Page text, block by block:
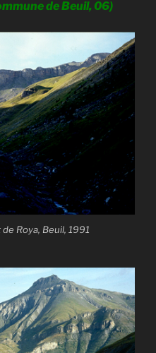
de Beuil, 06)
Roya, Beuil, 1991